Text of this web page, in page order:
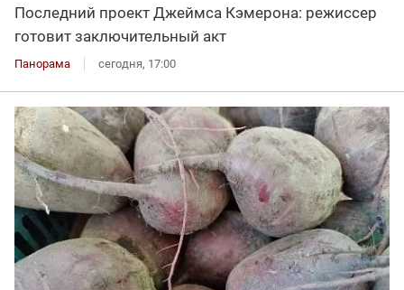
Последний проект Джеймса Кэмерона: режиссер
готовит заключительный акт
Панорама сегодня, 17:00